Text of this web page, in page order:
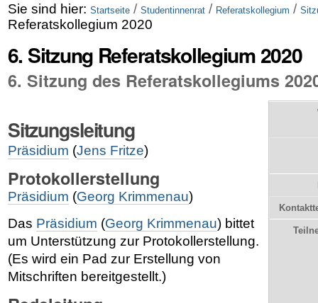
Sie sind hier: Startseite / Studentinnenrat / Referatskollegium /
Referatskollegium 2020
6. Sitzung Referatskollegium 2020
6. Sitzung des Referatskollegiums
Sitzungsleitung
Präsidium (Jens Fritze)
Protokollerstellung
Präsidium (Georg Krimmenau)
Das Präsidium (Georg Krimmenau) bittet
um Unterstützung zur Protokollerstellung.
(Es wird ein Pad zur Erstellung von
Mitschriften bereitgestellt.)